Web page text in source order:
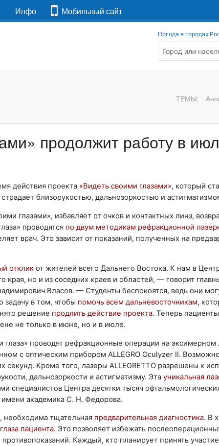
Инфо Мобильный сайт
Погода в городах
ТЕМЫ:
продолжит работу в
действия проекта «Видеть своими глазами», который
близорукостью, дальнозоркостью и
глазами», избавляет от очков и контактных линз,
проводятся по двум методикам рефракционной
врач. Это зависит от показаний, полученных на
отклик от жителей всего Дальнего Востока. К нам в
но и из соседних краев и областей, — говорит
Власов. — Студенты беспокоятся, ведь они
в том, чтобы помочь всем дальневосточникам,
решение продлить действие проекта. Теперь
не только в июне, но и в июле.
проводят рефракционные операции на эксимерном
с оптическим прибором ALLEGRO Oculyzer II.
секунд. Кроме того, лазеры ALLEGRETTO разрешены к
дальнозоркости и астигматизму. Эта уникальная
специалистов Центра десятки тысяч
академика С. Н. Федорова.
необходима тщательная предварительная диагностика. В
пациента. Это позволяет избежать
Каждый, кто планирует принять